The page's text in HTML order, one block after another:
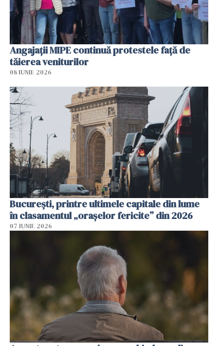
Angajaţii MIPE continuă protestele faţă de
tăierea veniturilor
08 IUNIE 2026
București, printre ultimele capitale din lume
în clasamentul „orașelor fericite” din 2026
07 IUNIE 2026